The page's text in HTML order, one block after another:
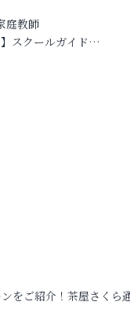
庭教師
スクールガイド…
をご紹介！茶屋さくら